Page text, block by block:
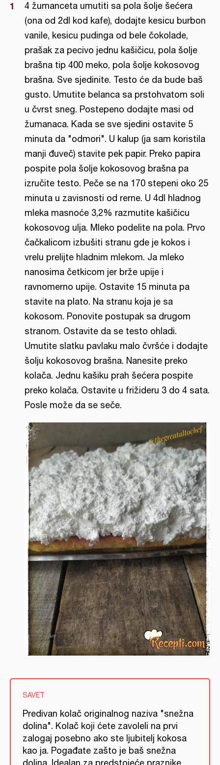
4 žumanceta umutiti sa pola šolje šećera
(ona od 2dl kod kafe), dodajte kesicu burbon
vanile, kesicu pudinga od bele čokolade,
prašak za pecivo jednu kašičicu, pola šolje
brašna tip 400 meko, pola šolje kokosovog
brašna. Sve sjedinite. Testo će da bude baš
gusto. Umutite belanca sa prstohvatom soli
u čvrst sneg. Postepeno dodajte masi od
žumanaca. Kada se sve sjedini ostavite 5
minuta da "odmori". U kalup (ja sam koristila
manji đuveč) stavite pek papir. Preko papira
pospite pola šolje kokosovog brašna pa
izručite testo. Peče se na 170 stepeni oko 25
minuta u zavisnosti od rerne. U 4dl hladnog
mleka masnoće 3,2% razmutite kašičicu
kokosovog ulja. Mleko podelite na pola. Prvo
čačkalicom izbušiti stranu gde je kokos i
vrelu prelijte hladnim mlekom. Ja mleko
nanosima četkicom jer brže upije i
ravnomerno upije. Ostavite 15 minuta pa
stavite na plato. Na stranu koja je sa
kokosom. Ponovite postupak sa drugom
stranom. Ostavite da se testo ohladi.
Umutite slatku pavlaku malo čvršće i dodajte
šolju kokosovog brašna. Nanesite preko
kolača. Jednu kašiku prah šećera pospite
preko kolača. Ostavite u frižideru 3 do 4 sata.
Posle može da se seče.
SAVET
Predivan kolač originalnog naziva "snežna
dolina". Kolač koji ćete zavoleli na prvi
zalogaj posebno ako ste ljubitelj kokosa
kao ja. Pogađate zašto je baš snežna
dolina. Idealan za predstojeće praznike.